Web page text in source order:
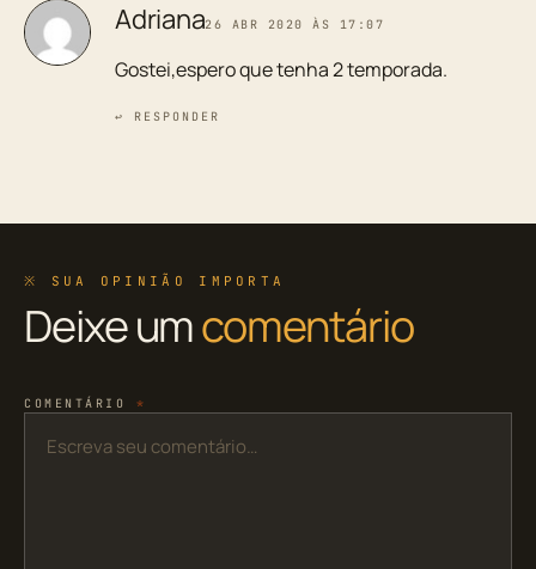
Adriana26 ABR 2020 ÀS 17:07
Gostei,espero que tenha 2 temporada.
↩ RESPONDER
※ SUA OPINIÃO IMPORTA
Deixe umcomentário
COMENTÁRIO *